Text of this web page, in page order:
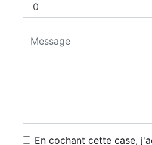
En cochant cette case,